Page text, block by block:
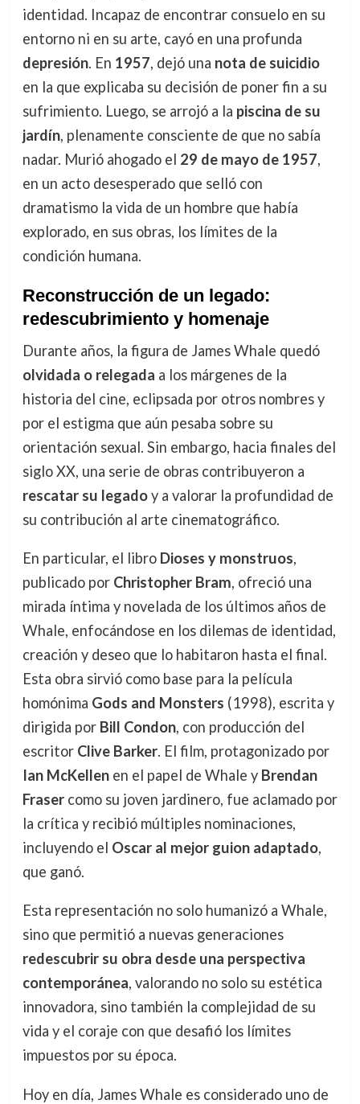
identidad. Incapaz de encontrar consuelo en su
entorno ni en su arte, cayó en una profunda
depresión. En 1957, dejó una nota de suicidio
en la que explicaba su decisión de poner fin a su
sufrimiento. Luego, se arrojó a la piscina de su
jardín, plenamente consciente de que no sabía
nadar. Murió ahogado el 29 de mayo de 1957,
en un acto desesperado que selló con
dramatismo la vida de un hombre que había
explorado, en sus obras, los límites de la
condición humana.
Reconstrucción de un legado:
redescubrimiento y homenaje
Durante años, la figura de James Whale quedó
olvidada o relegada a los márgenes de la
historia del cine, eclipsada por otros nombres y
por el estigma que aún pesaba sobre su
orientación sexual. Sin embargo, hacia finales del
siglo XX, una serie de obras contribuyeron a
rescatar su legadoy a valorar la profundidad de
su contribución al arte cinematográfico.
En particular, el libro Dioses y monstruos,
publicado por Christopher Bram, ofreció una
mirada íntima y novelada de los últimos años de
Whale, enfocándose en los dilemas de identidad,
creación y deseo que lo habitaron hasta el final.
Esta obra sirvió como base para la película
homónima Gods and Monsters (1998), escrita y
dirigida por Bill Condon, con producción del
escritor Clive Barker. El film, protagonizado por
Ian McKellenen el papel de Whale y Brendan
Frasercomo su joven jardinero, fue aclamado por
la crítica y recibió múltiples nominaciones,
incluyendo el Oscar al mejor guion adaptado,
que ganó.
Esta representación no solo humanizó a Whale,
sino que permitió a nuevas generaciones
redescubrir su obra desde una perspectiva
contemporánea, valorando no solo su estética
innovadora, sino también la complejidad de su
vida y el coraje con que desafió los límites
impuestos por su época.
Hoy en día, James Whale es considerado uno de